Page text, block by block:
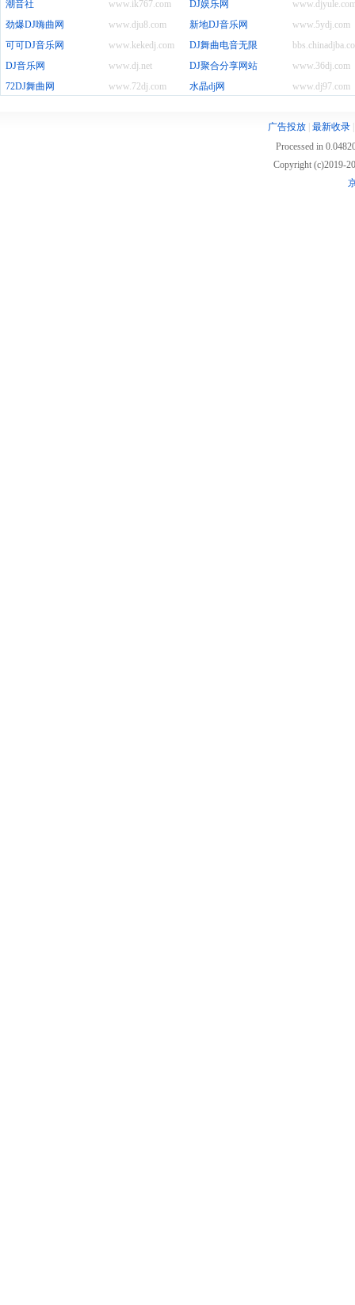
www.ik767.com
潮音社
DJ娱乐网
www.dju8.com
劲爆DJ嗨曲网 www.5ydj.com
新地DJ音乐网
www.kekedj.com
可可DJ音乐网
DJ舞曲电音无限
www.dj.net
DJ音乐网 www.36dj.com
DJ聚合分享网站
www.72dj.com
72DJ舞曲网 www.dj97.com
水晶dj网
广告投放 最新收录
Processed in
Copyright (c)2019-